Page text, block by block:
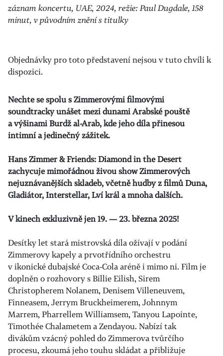
záznam koncertu, UAE, 2024, režie: Paul Dugdale, 158
minut, v původním znění s titulky
Objednávky pro toto představení nejsou v tuto chvíli k
dispozici.
Nechte se spolu s Zimmerovými filmovými
soundtracky unášet mezi dunami Arabské pouště
a výšinami Burdž al-Arab, kde jeho díla přinesou
intimní a jedinečný zážitek.
Hans Zimmer & Friends: Diamond in the Desert
zachycuje mimořádnou živou showZimmerových
nejuznávanějších skladeb, včetně hudby z filmů Duna,
Gladiátor, Interstellar, Lví král a mnoha dalších.
V kinech exkluzivně jen 19. — 23. března 2025!
Desítky let stará mistrovská díla ožívají v podání
Zimmerovy kapely a prvotřídního orchestru
v ikonické dubajské Coca-Cola aréně i mimo ni. Film je
doplněn o rozhovory s Billie Eilish, Sirem
Christopherem Nolanem, Denisem Villeneuvem,
Finneasem, Jerrym Bruckheimerem, Johnnym
Marrem, Pharrellem Williamsem, Tanyou Lapointe,
Timothée Chalametem a Zendayou. Nabízí tak
divákům vzácný pohled do Zimmerova tvůrčího
procesu, zkoumá jeho touhu skládat a přibližuje